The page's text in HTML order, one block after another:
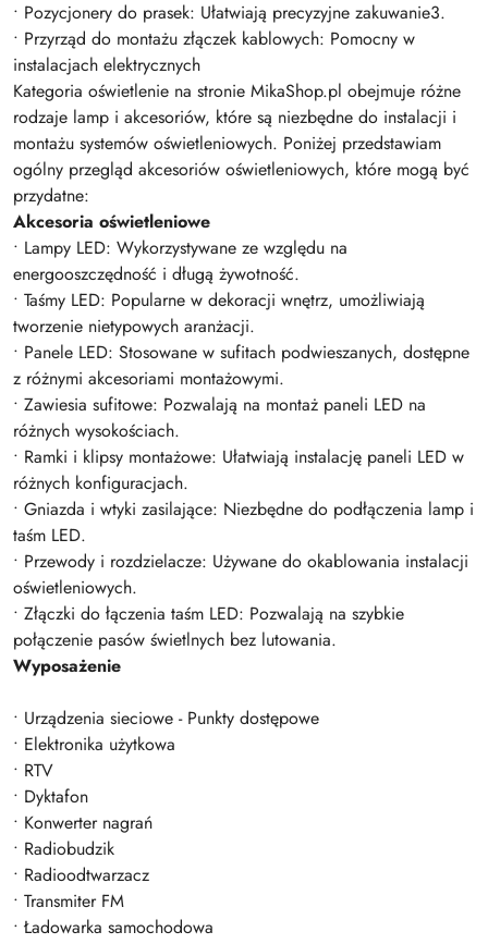
• Pozycjonery do prasek: Ułatwiają precyzyjne zakuwanie3.
• Przyrząd do montażu złączek kablowych: Pomocny w
instalacjach elektrycznych
Kategoria oświetlenie na stronie MikaShop.pl obejmuje różne
rodzaje lamp i akcesoriów, które są niezbędne do instalacji i
montażu systemów oświetleniowych. Poniżej przedstawiam
ogólny przegląd akcesoriów oświetleniowych, które mogą być
przydatne:
Akcesoria oświetleniowe
• Lampy LED: Wykorzystywane ze względu na
energooszczędność i długą żywotność.
• Taśmy LED: Popularne w dekoracji wnętrz, umożliwiają
tworzenie nietypowych aranżacji.
• Panele LED: Stosowane w sufitach podwieszanych, dostępne
z różnymi akcesoriami montażowymi.
• Zawiesia sufitowe: Pozwalają na montaż paneli LED na
różnych wysokościach.
• Ramki i klipsy montażowe: Ułatwiają instalację paneli LED w
różnych konfiguracjach.
• Gniazda i wtyki zasilające: Niezbędne do podłączenia lamp i
taśm LED.
• Przewody i rozdzielacze: Używane do okablowania instalacji
oświetleniowych.
• Złączki do łączenia taśm LED: Pozwalają na szybkie
połączenie pasów świetlnych bez lutowania.
Wyposażenie
• Urządzenia sieciowe - Punkty dostępowe
• Elektronika użytkowa
• RTV
• Dyktafon
• Konwerter nagrań
• Radiobudzik
• Radioodtwarzacz
• Transmiter FM
• Ładowarka samochodowa